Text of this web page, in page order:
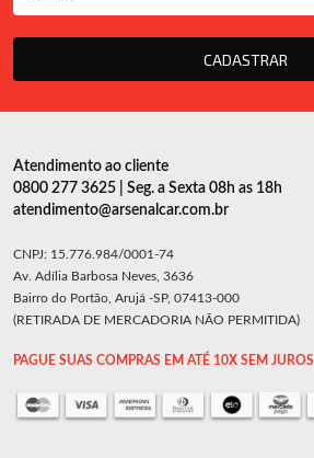
CADASTRAR
Atendimento ao cliente
0800 277 3625 | Seg. a Sexta 08h as 18h
atendimento@arsenalcar.com.br
CNPJ: 15.776.984/0001-74
Av. Adília Barbosa Neves, 3636
Bairro do Portão, Arujá -SP, 07413-000
(RETIRADA DE MERCADORIA NÃO PERMITIDA)
PAGUE SUAS COMPRAS EM ATÉ 10X SEM JUROS